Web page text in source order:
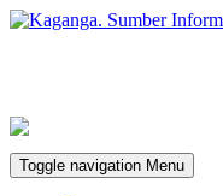
Toggle navigation Menu